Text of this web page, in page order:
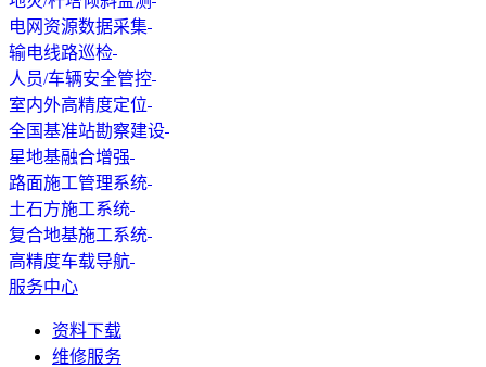
电网资源数据采集
输电线路巡检
人员/车辆安全管控
室内外高精度定位
全国基准站勘察建设
星地基融合增强
路面施工管理系统
土石方施工系统
复合地基施工系统
高精度车载导航
服务中心
资料下载
维修服务